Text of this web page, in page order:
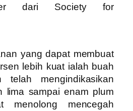
dari Society for
yang dapat membuat
lebih kuat ialah buah
telah mengindikasikan
lima sampai enam plum
menolong mencegah